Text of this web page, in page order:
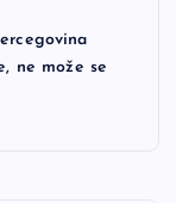
ne može se